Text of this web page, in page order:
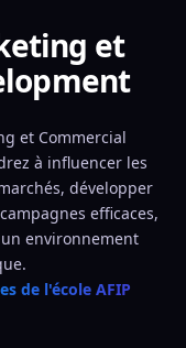
et
et Commercial
à influencer les
développer
efficaces,
environnement
de l'école AFIP